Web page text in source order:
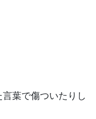
葉で傷ついたりし